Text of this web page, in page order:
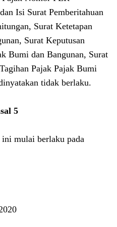
Isi Surat Pemberitahuan
Surat Ketetapan
Surat Keputusan
Bumi dan Bangunan, Surat
Pajak Pajak Bumi
tidak berlaku.
5
mulai berlaku pada